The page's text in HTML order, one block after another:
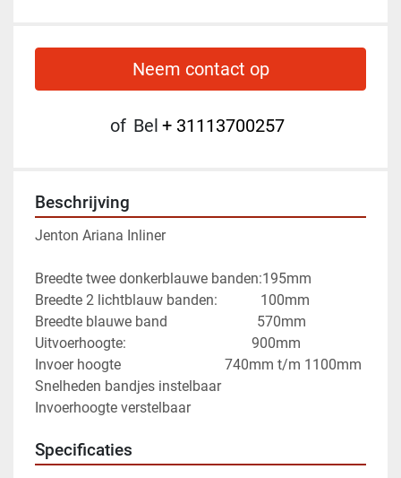
Neem contact op
of Bel + 31113700257
Beschrijving
Jenton Ariana Inliner
Breedte twee donkerblauwe banden:195mm
Breedte 2 lichtblauw banden:            100mm
Breedte blauwe band                         570mm
Uitvoerhoogte:                                   900mm
Invoer hoogte                             740mm t/m 1100mm
Snelheden bandjes instelbaar
Invoerhoogte verstelbaar
Specificaties